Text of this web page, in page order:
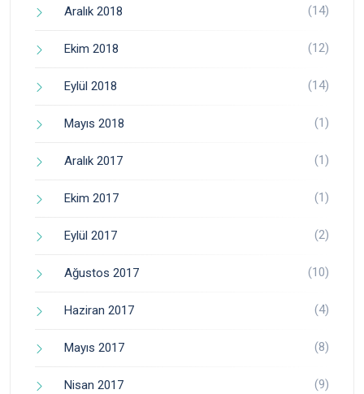
Aralık 2018 (14)
Ekim 2018 (12)
Eylül 2018 (14)
Mayıs 2018 (1)
Aralık 2017 (1)
Ekim 2017 (1)
Eylül 2017 (2)
Ağustos 2017 (10)
Haziran 2017 (4)
Mayıs 2017 (8)
Nisan 2017 (9)